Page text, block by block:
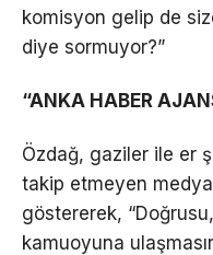
komisyon gelip de
diye sormuyor?”
“ANKA HABER
Özdağ, gaziler ile er
takip etmeyen
göstererek,
kamuoyuna